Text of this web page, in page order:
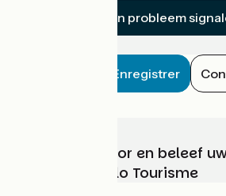
Een probleem
Enregistrer
Kies, bereid voor en beleef
met France Vélo Tourisme